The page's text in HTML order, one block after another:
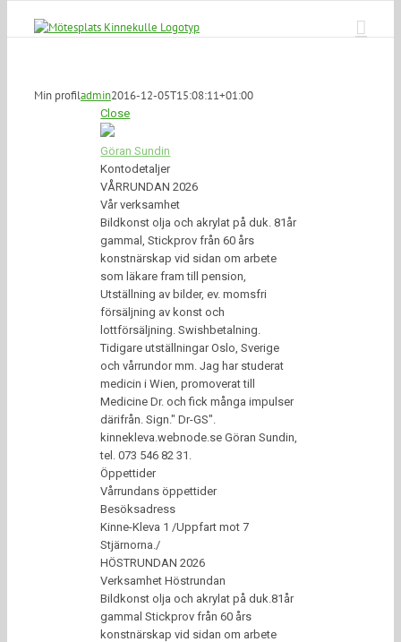
Min profiladmin2016-12-05T15:08:11+01:00
Close
Göran Sundin
Kontodetaljer
VÅRRUNDAN 2026
Vår verksamhet
Bildkonst olja och akrylat på duk. 81år
gammal, Stickprov från 60 års
konstnärskap vid sidan om arbete
som läkare fram till pension,
Utställning av bilder, ev. momsfri
försäljning av konst och
lottförsäljning. Swishbetalning.
Tidigare utställningar Oslo, Sverige
och vårrundor mm. Jag har studerat
medicin i Wien, promoverat till
Medicine Dr. och fick många impulser
därifrån. Sign." Dr-GS".
kinnekleva.webnode.se Göran Sundin,
tel. 073 546 82 31.
Öppettider
Vårrundans öppettider
Besöksadress
Kinne-Kleva 1 /Uppfart mot 7
Stjärnorna./
HÖSTRUNDAN 2026
Verksamhet Höstrundan
Bildkonst olja och akrylat på duk.81år
gammal Stickprov från 60 års
konstnärskap vid sidan om arbete